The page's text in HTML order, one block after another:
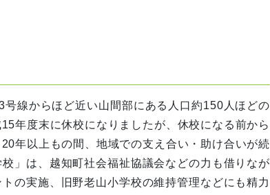
線からほど近い山間部にある人口約150人ほどの
年度末に休校になりましたが、休校になる前から
年以上もの間、地域での支え合い・助け合いが続
」は、越知町社会福祉協議会などの力も借りなが
の実施、旧野老山小学校の維持管理などにも精力